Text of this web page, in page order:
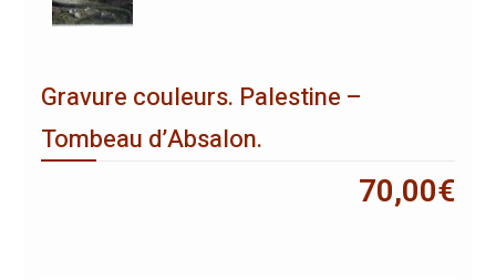
Gravure couleurs. Palestine –
Tombeau d’Absalon.
70,00€